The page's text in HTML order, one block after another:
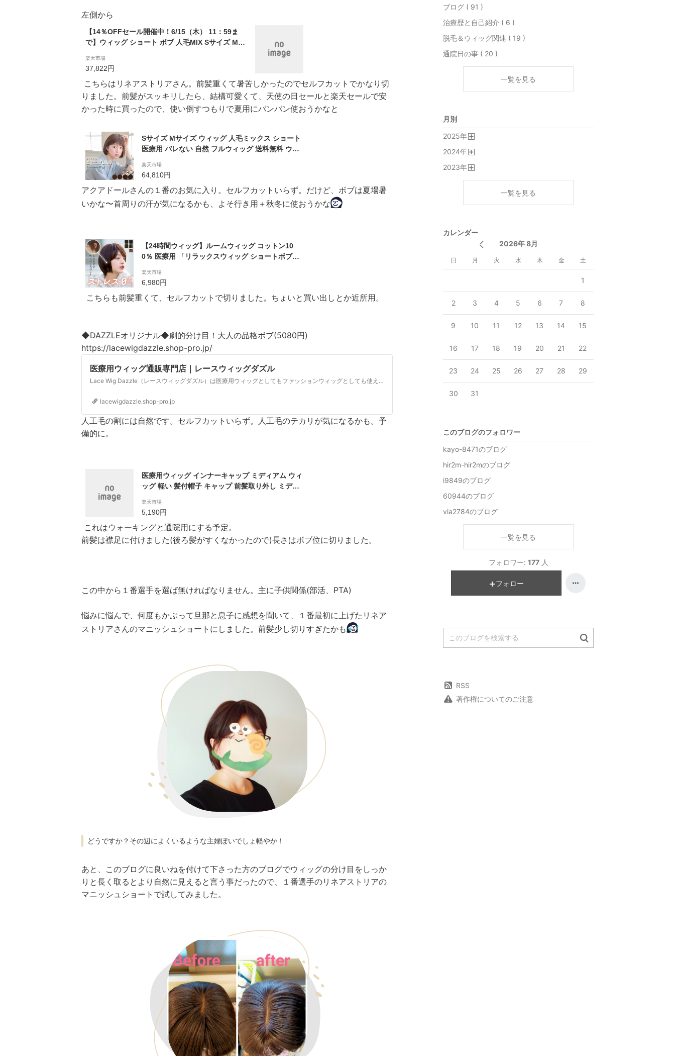
左側から
【14％OFFセール開催中！6/15（木） 11：59ま
で】ウィッグ ショート ボブ 人毛MIX Sサイズ Mサ
X」 フルウィッグ 医療用 LINEASTORIA 送料無料
カール ストレート ウイッグ wig かつら LSRV_P
楽天市場
37,822円
こちらはリネアストリアさん。前髪重くて暑苦しかったのでセルフカットでかなり切
りました。前髪がスッキリしたら、結構可愛くて、天使の日セールと楽天セールで安
かった時に買ったので、使い倒すつもりで夏用にバンバン使おうかなと
Sサイズ Mサイズ ウィッグ 人毛ミックス ショート
医療用 バレない 自然 フルウィッグ 送料無料 ウイ
療用ウィッグ 抗がん剤 「ヴィーナス マニッシュシ
ョート人毛MIX[pwm001]」 耐熱 つむじ 黒髪 人工
頭皮 アクアドール
楽天市場
64,810円
アクアドールさんの１番のお気に入り。セルフカットいらず。だけど、ボブは夏場暑
いかな〜首周りの汗が気になるかも、よそ行き用＋秋冬に使おうかな
【24時間ウィッグ】ルームウィッグ コットン10
0％ 医療用 「リラックスウィッグ ショートボブ」
ズ 快適 綿100％ LINEASTORIA 送料無料 カール
ストレート wig かつら 帽子 LSRV_P
楽天市場
6,980円
こちらも前髪重くて、セルフカットで切りました。ちょいと買い出しとか近所用。
◆DAZZLEオリジナル◆劇的分け目！大人の品格ボブ(5080円)
https://lacewigdazzle.shop-pro.jp/
医療用ウィッグ通販専門店｜レースウィッグダズル
Lace Wig Dazzle（レースウィッグダズル）は医療用ウィッグとしてもファッションウィッグとしても使えるオシャレで自然なウィッグの通販専門店です。クチコミで人気の理由は誰にもバレない分け目とつむじ。激安ウィッグを取り揃えています。
lacewigdazzle.shop-pro.jp
人工毛の割には自然です。セルフカットいらず。人工毛のテカリが気になるかも。予
備的に。
医療用ウィッグ インナーキャップ ミディアム ウィ
ッグ 軽い 髪付帽子 キャップ 前髪取り外し ミディ
毛 前髪取り外し式 ブラウン 自然 シニア 大人 ウィ
ッグ付き 帽子 医療用 人毛ウィッグ 前髪 がん治療
使いやすい 簡単
楽天市場
5,190円
これはウォーキングと通院用にする予定。
前髪は襟足に付けました(後ろ髪がすくなかったので)長さはボブ位に切りました。
この中から１番選手を選ば無ければなりません。主に子供関係(部活、PTA)
悩みに悩んで、何度もかぶって旦那と息子に感想を聞いて、１番最初に上げたリネア
ストリアさんのマニッシュショートにしました。前髪少し切りすぎたかも
どうですか？その辺によくいるような主婦ぽいでしょ軽やか！
あと、このブログに良いねを付けて下さった方のブログでウィッグの分け目をしっか
りと長く取るとより自然に見えると言う事だったので、１番選手のリネアストリアの
マニッシュショートで試してみました。
ブログ ( 91 )
治療歴と自己紹介 ( 6 )
脱毛＆ウィッグ関連 ( 19 )
通院日の事 ( 20 )
一覧を見る
月別
2025年
2024年
2023年
一覧を見る
カレンダー
2026年 8月
日 月 火 水 木 金 土
1
2 3 4 5 6 7 8
9 10 11 12 13 14 15
16 17 18 19 20 21 22
23 24 25 26 27 28 29
30 31
このブログのフォロワー
kayo-8471のブログ
hir2m-hir2mのブログ
i9849のブログ
60944のブログ
via2784のブログ
一覧を見る
フォロワー: 177 人
フォロー
RSS
著作権についてのご注意